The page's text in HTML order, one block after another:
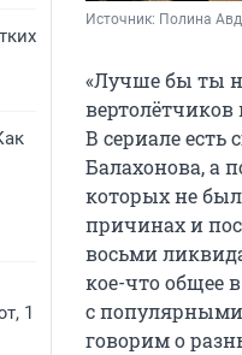
1
Источник: Полина
«Лучше бы ты
вертолётчиков
В сериале
Балахонова, а
которых не
причинах и
восьми
кое-что общее
с
говорим о